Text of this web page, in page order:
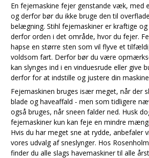
En fejemaskine fejer genstande væk, med
og derfor bør du ikke bruge den til
belægning. Stihl fejemaskiner er kraftige
derfor orden i det område, hvor du fejer.
hapse en større sten som vil flyve et
voldsom fart. Derfor bør du være
kan slynges ind i en vinduesrude eller give
derfor for at indstille og justere din
Fejemaskinen bruges især meget, når der
blade og haveaffald - men som tidligere
også bruges, når sneen falder ned. Husk
fejemaskiner kun kan feje en mindre
Hvis du har meget sne at rydde, anbefaler
vores udvalg afsneslynger. Hos
finder du alle slags havemaskiner til alle